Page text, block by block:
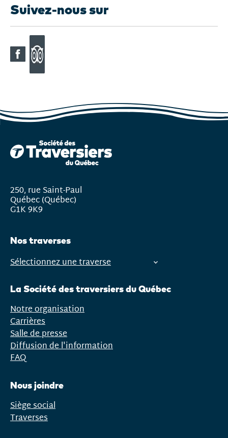
Suivez-nous sur
250, rue Saint-Paul
Québec (Québec)
G1K 9K9
Nos traverses
Ouvrir
menu
Sélectionnez une traverse
La Société des traversiers du Québec
Notre organisation
Carrières
Salle de presse
Diffusion de l'information
FAQ
Nous joindre
Siège social
Traverses